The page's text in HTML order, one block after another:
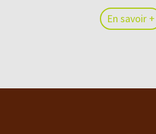
En savoir +